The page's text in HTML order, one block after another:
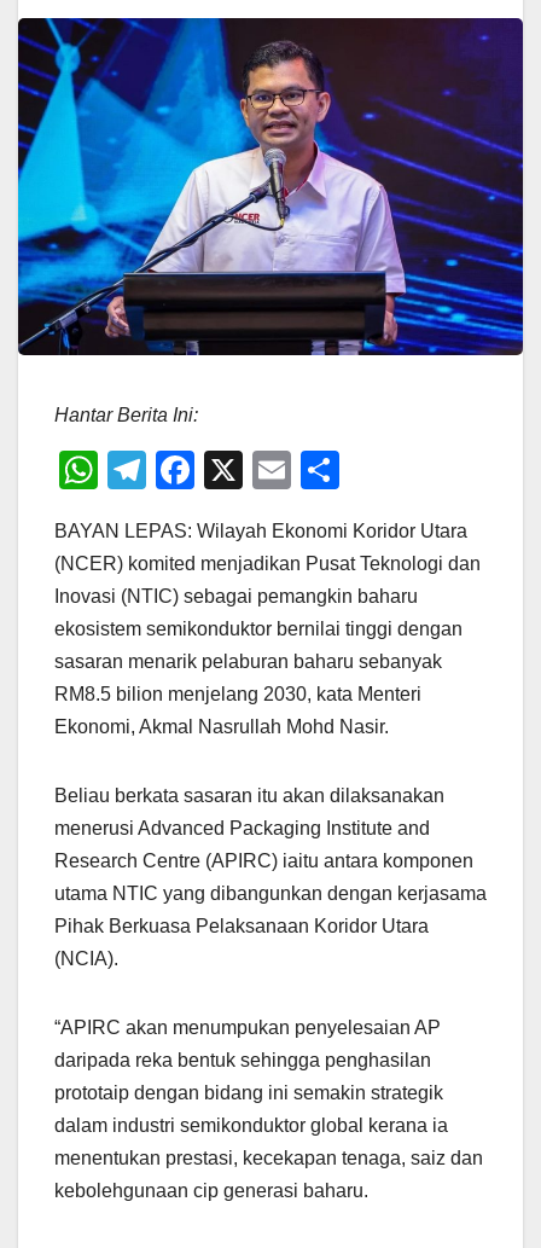
Hantar Berita Ini:
W
at
s
A
p
p
T
e
gr
a
m
F
c
e
b
o
o
k
X
E
ail ar
e
BAYAN LEPAS: Wilayah Ekonomi Koridor Utara
(NCER) komited menjadikan Pusat Teknologi dan
Inovasi (NTIC) sebagai pemangkin baharu
ekosistem semikonduktor bernilai tinggi dengan
sasaran menarik pelaburan baharu sebanyak
RM8.5 bilion menjelang 2030, kata Menteri
Ekonomi, Akmal Nasrullah Mohd Nasir.
Beliau berkata sasaran itu akan dilaksanakan
menerusi Advanced Packaging Institute and
Research Centre (APIRC) iaitu antara komponen
utama NTIC yang dibangunkan dengan kerjasama
Pihak Berkuasa Pelaksanaan Koridor Utara
(NCIA).
“APIRC akan menumpukan penyelesaian AP
daripada reka bentuk sehingga penghasilan
prototaip dengan bidang ini semakin strategik
dalam industri semikonduktor global kerana ia
menentukan prestasi, kecekapan tenaga, saiz dan
kebolehgunaan cip generasi baharu.